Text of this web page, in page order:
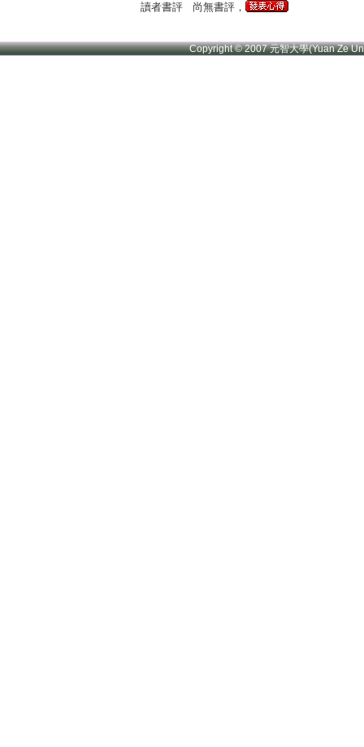
讀者書評 尚無書評，
Copyright © 2007 元智大學(Yuan Ze